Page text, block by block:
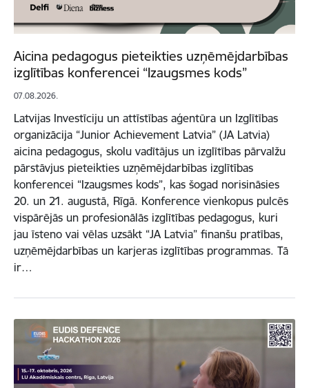
Aicina pedagogus pieteikties uzņēmējdarbības
izglītības konferencei “Izaugsmes kods”
07.08.2026.
Latvijas Investīciju un attīstības aģentūra un Izglītības
organizācija “Junior Achievement Latvia” (JA Latvia)
aicina pedagogus, skolu vadītājus un izglītības pārvalžu
pārstāvjus pieteikties uzņēmējdarbības izglītības
konferencei “Izaugsmes kods”, kas šogad norisināsies
20. un 21. augustā, Rīgā. Konference vienkopus pulcēs
vispārējās un profesionālās izglītības pedagogus, kuri
jau īsteno vai vēlas uzsākt “JA Latvia” finanšu pratības,
uzņēmējdarbības un karjeras izglītības programmas. Tā
ir…